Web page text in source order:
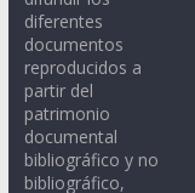
diferentes
documentos
reproducidos a
partir del
patrimonio
documental
bibliográfico y no
bibliográfico,